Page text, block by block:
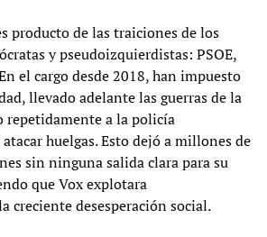
producto de las traiciones de los
y pseudoizquierdistas: PSOE,
el cargo desde 2018, han impuesto
llevado adelante las guerras de la
repetidamente a la policía
huelgas. Esto dejó a millones de
sin ninguna salida clara para su
que Vox explotara
creciente desesperación social.